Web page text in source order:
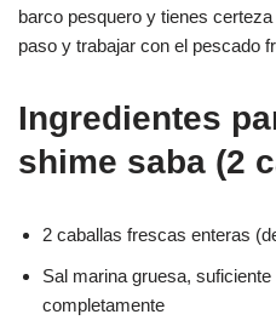
barco pesquero y tienes
paso y trabajar con el pescado
Ingredientes
shime saba (2
2 caballas frescas enteras
Sal marina gruesa,
completamente